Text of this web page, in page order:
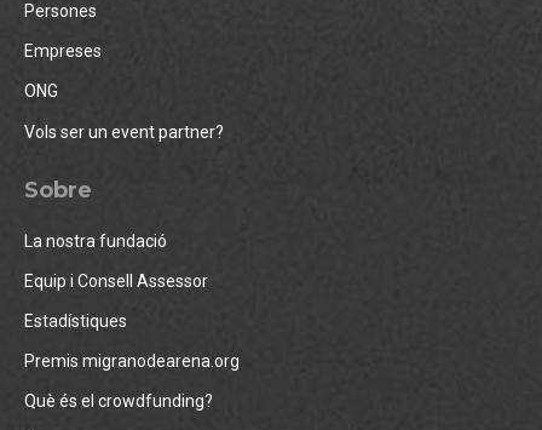
Persones
Empreses
ONG
Vols ser un event partner?
Sobre
La nostra fundació
Equip i Consell Assessor
Estadístiques
Premis migranodearena.org
Què és el crowdfunding?